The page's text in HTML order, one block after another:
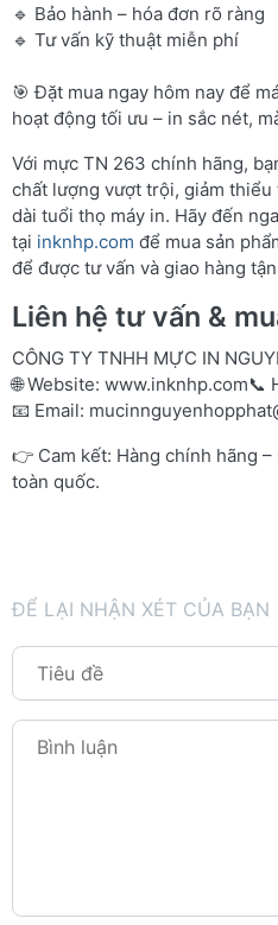
🔹 Bảo hành – hóa đơn rõ ràng
🔹 Tư vấn kỹ thuật miễn phí
🎯 Đặt mua ngay hôm nay để
hoạt động tối ưu – in sắc nét,
Với mực TN 263 chính hãng,
chất lượng vượt trội, giảm
dài tuổi thọ máy in. Hãy đến
tại inknhp.com để mua sản
để được tư vấn và giao hàng
Liên hệ tư vấn &
CÔNG TY TNHH MỰC IN
🌐 Website: www.inknhp.com📞
📧 Email:
👉 Cam kết: Hàng chính hãng
toàn quốc.
ĐỂ LẠI NHẬN XÉT CỦA BẠN